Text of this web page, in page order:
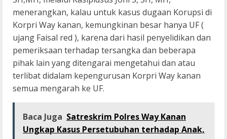
menerangkan, kalau untuk kasus dugaan Korupsi di
Korpri Way kanan, kemungkinan besar hanya UF (
ujang Faisal red ), karena dari hasil penyelidikan dan
pemeriksaan terhadap tersangka dan beberapa
pihak lain yang ditengarai mengetahui dan atau
terlibat didalam kepengurusan Korpri Way kanan
semua mengarah ke UF.
Baca Juga Satreskrim Polres Way Kanan
Ungkap Kasus Persetubuhan terhadap Anak,